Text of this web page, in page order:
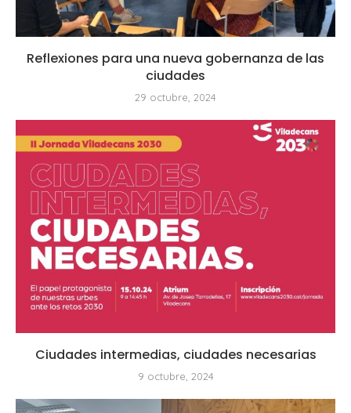
Reflexiones para una nueva gobernanza de las
ciudades
29 octubre, 2024
Ciudades intermedias, ciudades necesarias
9 octubre, 2024